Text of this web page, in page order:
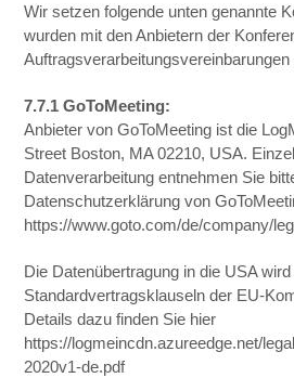
Wir setzen folgende unten genannte
wurden mit den Anbietern der
Auftragsverarbeitungsvereinbarungen
7.7.1 GoToMeeting:
Anbieter von GoToMeeting ist die
Street Boston, MA 02210, USA.
Datenverarbeitung entnehmen Sie
Datenschutzerklärung von
https://www.goto.com/de/company/
Die Datenübertragung in die USA
Standardvertragsklauseln der EU-
Details dazu finden Sie hier
https://logmeincdn.azureedge.net/
2020v1-de.pdf